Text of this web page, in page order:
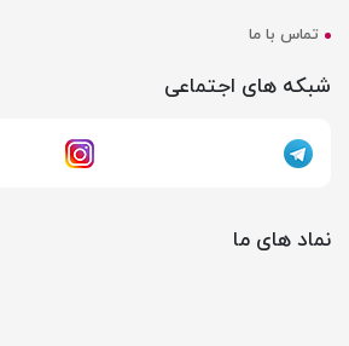
تماس با ما
شبکه های اجتماعی
نماد های ما